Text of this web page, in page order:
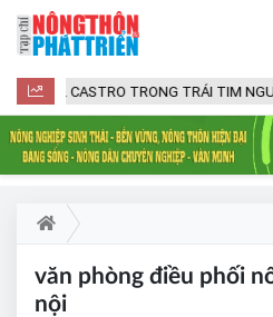
FIDEL CASTRO TRONG TRÁI TIM
văn phòng điều phối
nội